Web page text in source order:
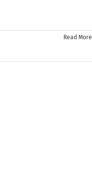
Read More